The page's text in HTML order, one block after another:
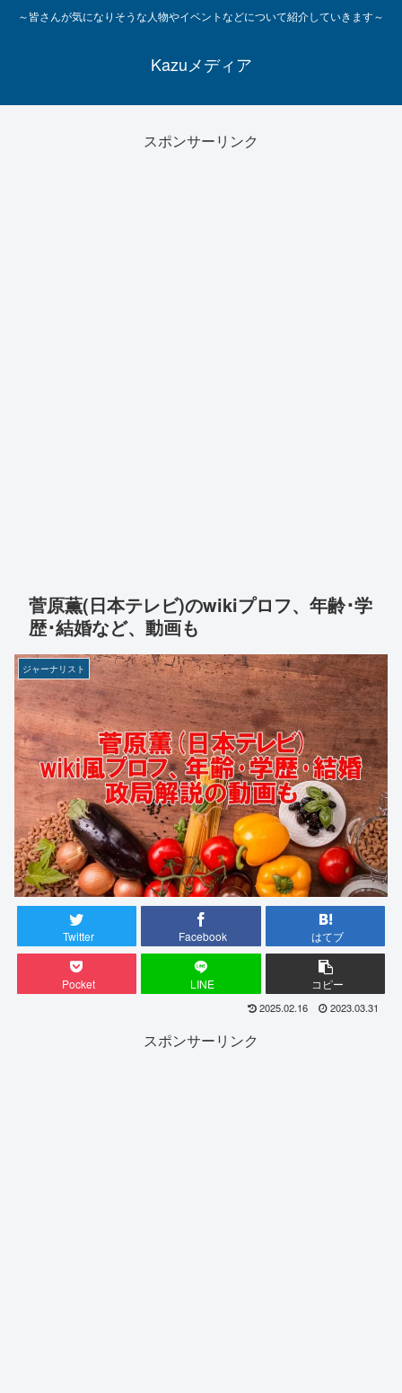
～皆さんが気になりそうな人物やイベントなどについて紹介していきます～
Kazuメディア
スポンサーリンク
菅原薫(日本テレビ)のwikiプロフ、年齢･学
歴･結婚など、動画も
ジャーナリスト
Twitter Facebook はてブ
Pocket LINE コピー
2025.02.16 2023.03.31
スポンサーリンク